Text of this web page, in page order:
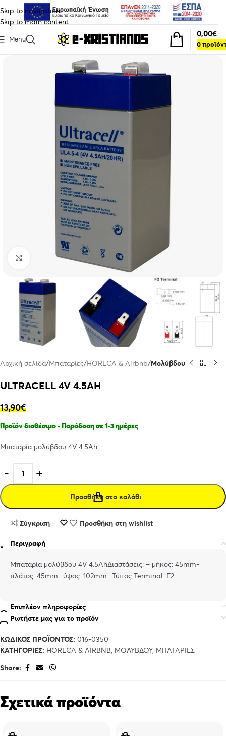
Skip to navigation
Skip to main content
Menu
0
0,00€
Click to enlarge
Αρχική σελίδα Μπαταρίες HORECA & Airbnb Μολύβδου
ULTRACELL 4V 4.5AH
13,90€
Προϊόν διαθέσιμο - Παράδοση σε 1-3 ημέρες
Μπαταρία μολύβδου 4V 4.5Ah
Προσθήκη στο καλάθι
Σύγκριση Προσθήκη στη wishlist
Περιγραφή
Μπαταρία μολύβδου 4V 4.5AhΔιαστάσεις: – µήκος: 45mm-
πλάτος: 45mm- ύψος: 102mm- Τύπος Terminal: F2
Επιπλέον πληροφορίες
Ρωτήστε μας για το προϊόν
ΚΩΔΙΚΌΣ ΠΡΟΪΌΝΤΟΣ: 016-0350
ΚΑΤΗΓΟΡΊΕΣ: HORECA & AIRBNB, ΜΟΛΎΒΔΟΥ, ΜΠΑΤΑΡΊΕΣ
Share:
Σχετικά προϊόντα